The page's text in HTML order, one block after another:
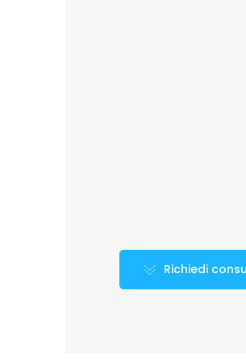
Richiedi